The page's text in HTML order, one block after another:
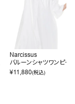
Narcissus
バルーンシャツワンピー
¥11,880(税込)